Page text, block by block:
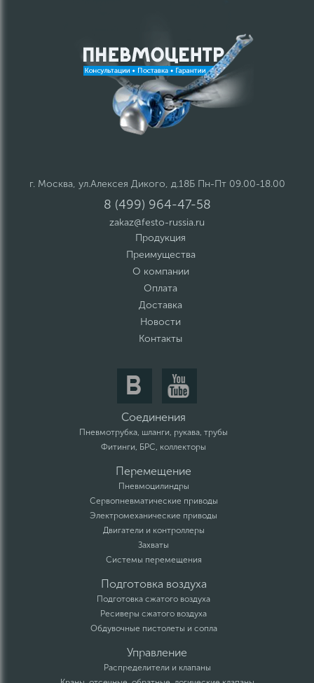
г. Москва, ул.Алексея Дикого, д.18Б Пн-Пт 09.00-18.00
8 (499) 964-47-58
zakaz@festo-russia.ru
Продукция
Преимущества
О компании
Оплата
Доставка
Новости
Контакты
Соединения
Пневмотрубка, шланги, рукава, трубы
Фитинги, БРС, коллекторы
Перемещение
Пневмоцилиндры
Сервопневматические приводы
Электромеханические приводы
Двигатели и контроллеры
Захваты
Системы перемещения
Подготовка воздуха
Подготовка сжатого воздуха
Ресиверы сжатого воздуха
Обдувочные пистолеты и сопла
Управление
Распределители и клапаны